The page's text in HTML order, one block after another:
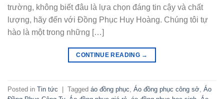
trường, không biết đâu là lựa chọn đáng tin cậy và chất
lượng, hãy đến với Đồng Phục Huy Hoàng. Chúng tôi tự
hào là một trong những […]
CONTINUE READING →
Posted in Tin tức Tagged áo đồng phục Áo đồng phục công sở Áo